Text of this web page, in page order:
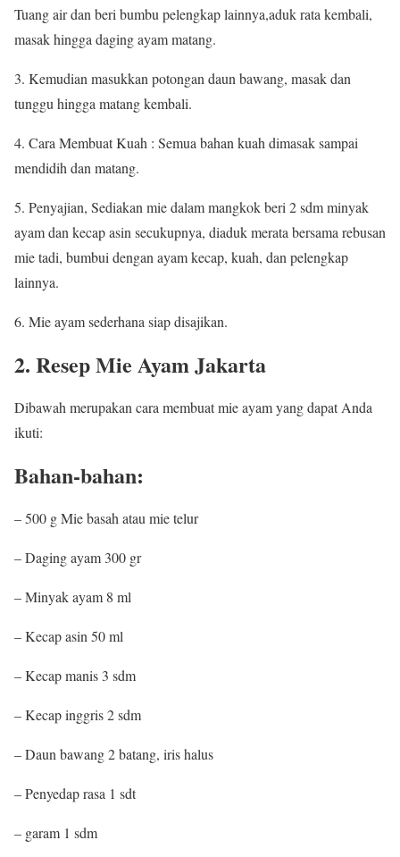
Tuang air dan beri bumbu pelengkap lainnya,aduk rata kembali,
masak hingga daging ayam matang.
3. Kemudian masukkan potongan daun bawang, masak dan
tunggu hingga matang kembali.
4. Cara Membuat Kuah : Semua bahan kuah dimasak sampai
mendidih dan matang.
5. Penyajian, Sediakan mie dalam mangkok beri 2 sdm minyak
ayam dan kecap asin secukupnya, diaduk merata bersama rebusan
mie tadi, bumbui dengan ayam kecap, kuah, dan pelengkap
lainnya.
6. Mie ayam sederhana siap disajikan.
2. Resep Mie Ayam Jakarta
Dibawah merupakan cara membuat mie ayam yang dapat Anda
ikuti:
Bahan-bahan:
– 500 g Mie basah atau mie telur
– Daging ayam 300 gr
– Minyak ayam 8 ml
– Kecap asin 50 ml
– Kecap manis 3 sdm
– Kecap inggris 2 sdm
– Daun bawang 2 batang, iris halus
– Penyedap rasa 1 sdt
– garam 1 sdm